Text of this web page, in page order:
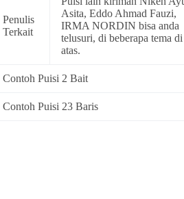
Penulis
Terkait
Asita, Eddo Ahmad Fauzi,
IRMA NORDIN bisa anda
telusuri, di beberapa tema di
atas.
Contoh Puisi 2 Bait
Contoh Puisi 23 Baris